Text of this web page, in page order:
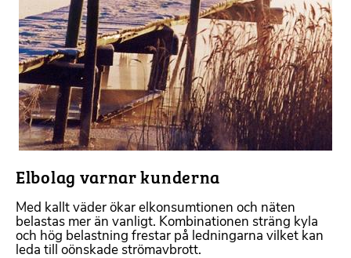
Elbolag varnar kunderna
Med kallt väder ökar elkonsumtionen och näten
belastas mer än vanligt. Kombinationen sträng kyla
och hög belastning frestar på ledningarna vilket kan
leda till oönskade strömavbrott.